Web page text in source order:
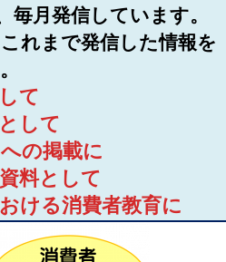
毎月発信しています。
れまで発信した情報を
て
して
の掲載に
料として
ける消費者教育に